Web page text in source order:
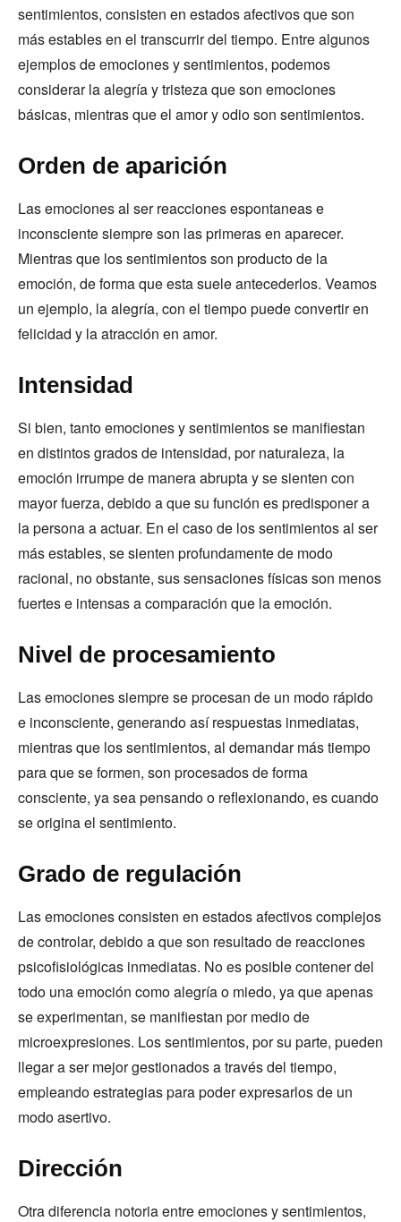
sentimientos, consisten en estados afectivos que son
más estables en el transcurrir del tiempo. Entre algunos
ejemplos de emociones y sentimientos, podemos
considerar la alegría y tristeza que son emociones
básicas, mientras que el amor y odio son sentimientos.
Orden de aparición
Las emociones al ser reacciones espontaneas e
inconsciente siempre son las primeras en aparecer.
Mientras que los sentimientos son producto de la
emoción, de forma que esta suele antecederlos. Veamos
un ejemplo, la alegría, con el tiempo puede convertir en
felicidad y la atracción en amor.
Intensidad
Si bien, tanto emociones y sentimientos se manifiestan
en distintos grados de intensidad, por naturaleza, la
emoción irrumpe de manera abrupta y se sienten con
mayor fuerza, debido a que su función es predisponer a
la persona a actuar. En el caso de los sentimientos al ser
más estables, se sienten profundamente de modo
racional, no obstante, sus sensaciones físicas son menos
fuertes e intensas a comparación que la emoción.
Nivel de procesamiento
Las emociones siempre se procesan de un modo rápido
e inconsciente, generando así respuestas inmediatas,
mientras que los sentimientos, al demandar más tiempo
para que se formen, son procesados de forma
consciente, ya sea pensando o reflexionando, es cuando
se origina el sentimiento.
Grado de regulación
Las emociones consisten en estados afectivos complejos
de controlar, debido a que son resultado de reacciones
psicofisiológicas inmediatas. No es posible contener del
todo una emoción como alegría o miedo, ya que apenas
se experimentan, se manifiestan por medio de
microexpresiones. Los sentimientos, por su parte, pueden
llegar a ser mejor gestionados a través del tiempo,
empleando estrategias para poder expresarlos de un
modo asertivo.
Dirección
Otra diferencia notoria entre emociones y sentimientos,